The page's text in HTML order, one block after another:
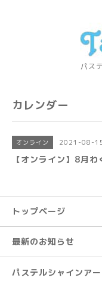
パス
カレンダー
オンライン 2021-08-
【オンライン】8月
トップページ
最新のお知らせ
パステルシャインア